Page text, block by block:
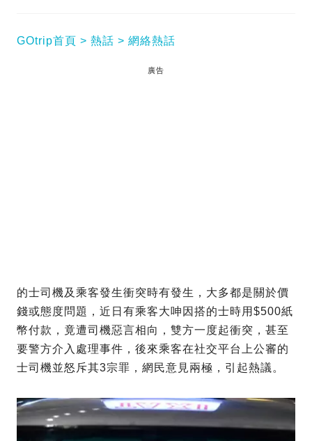
GOtrip首頁 熱話 網絡熱話
廣告
的士司機及乘客發生衝突時有發生，大多都是關於價
錢或態度問題，近日有乘客大呻因搭的士時用$500紙
幣付款，竟遭司機惡言相向，雙方一度起衝突，甚至
要警方介入處理事件，後來乘客在社交平台上公審的
士司機並怒斥其3宗罪，網民意見兩極，引起熱議。